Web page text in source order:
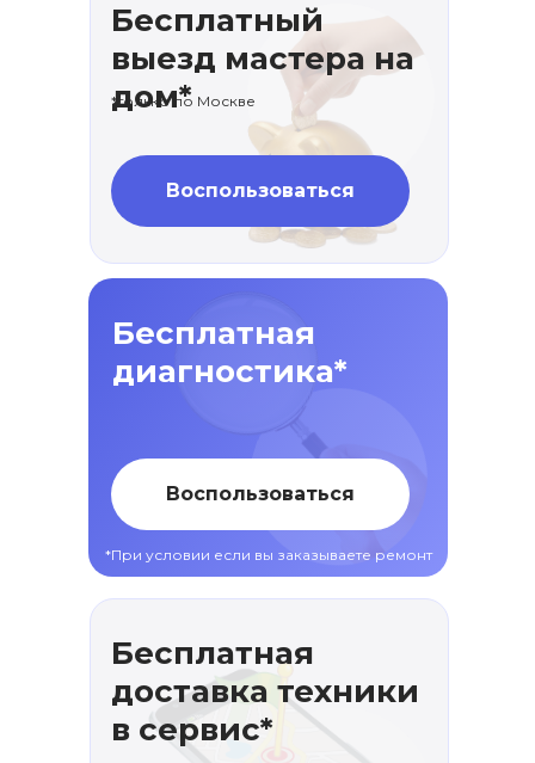
Бесплатный
выезд мастера на
дом*
Воспользоваться
*только по Москве
Воспользоваться
Бесплатная
диагностика*
*При условии если вы заказываете ремонт
Бесплатная
доставка техники
в сервис*